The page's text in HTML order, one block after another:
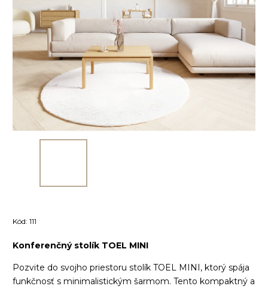
Kód: 111
Konferenčný stolík TOEL MINI
Pozvite do svojho priestoru stolík TOEL MINI, ktorý spája
funkčnosť s minimalistickým šarmom. Tento kompaktný a